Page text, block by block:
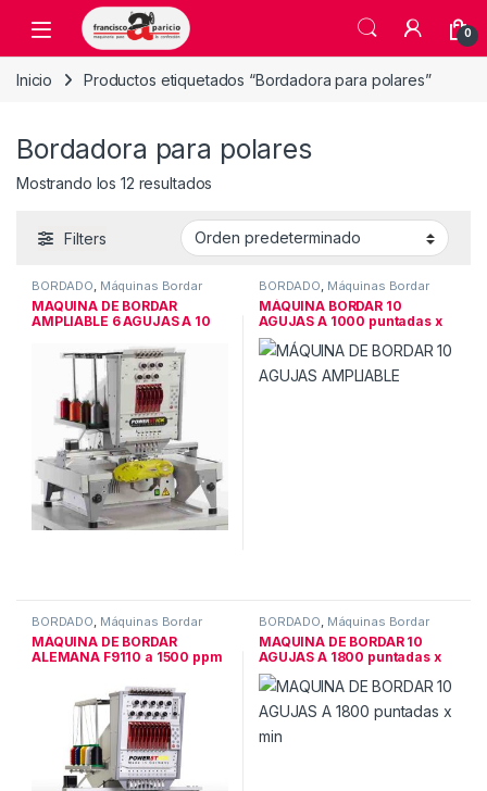
Skip to navigation
Skip to content
Open 0
Inicio Productos etiquetados “Bordadora para polares”
Bordadora para polares
Mostrando los 12 resultados
Filters
BORDADO, Máquinas Bordar
MAQUINA DE BORDAR
AMPLIABLE 6 AGUJAS A 10
BORDADO, Máquinas Bordar
MÁQUINA BORDAR 10
AGUJAS A 1000 puntadas x
min
BORDADO, Máquinas Bordar
MÁQUINA DE BORDAR
ALEMANA F9110 a 1500 ppm
BORDADO, Máquinas Bordar
MAQUINA DE BORDAR 10
AGUJAS A 1800 puntadas x
min